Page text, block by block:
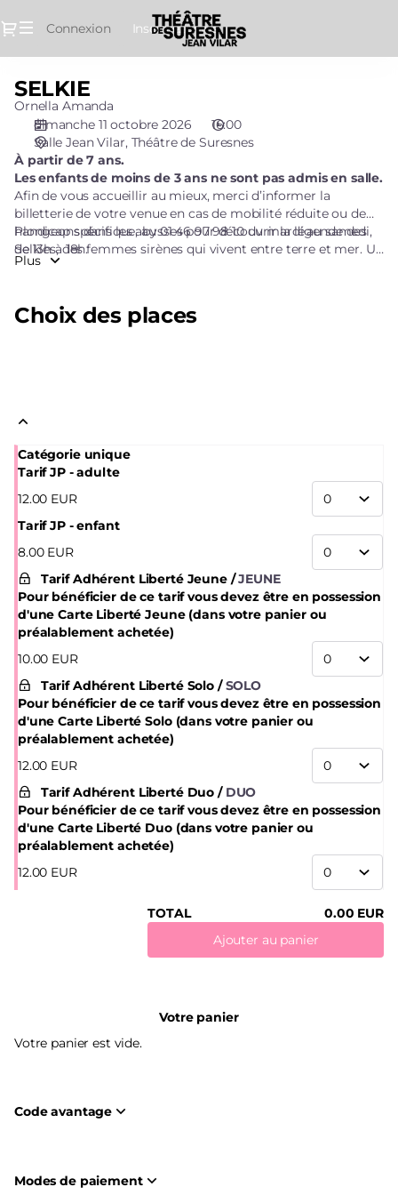
Dialogue
Connexion Inscrivez-vous
des
Suresnes
11.10.2026
16:00
SELKIE]
Théâtre
Suresnes
Jean
SELKIE
SELKIE
Ornella Amanda
dimanche 11 octobre 2026
16:00
Salle Jean Vilar Théâtre de Suresnes
À partir de 7 ans.
Les enfants de moins de 3 ans ne sont pas admis en salle.
Afin de vous accueillir au mieux, merci d’informer la
billetterie de votre venue en cas de mobilité réduite ou de
handicap spécifique, au 01 46 97 98 10 du mardi au samedi,
de 13h à 18h.
Plongeons dans les abysses pour découvrir la légende des
Selkies, des femmes sirènes qui vivent entre terre et mer. Un
vaisseau erre sur les eaux et conduit son capitaine et ses
sirènes du Grand Nord. Grâce aux marionnettes, à des jeux
d’ombres et à la musique live, se déploie l’imaginaire des
Plus
Choix des places
Catégorie unique
Tarif JP - adulte
12.00 EUR
Tarif JP - enfant
8.00 EUR
Tarif Adhérent Liberté Jeune
JEUNE
Pour bénéficier de ce tarif vous devez être en possession
d'une Carte Liberté Jeune (dans votre panier ou
préalablement achetée)
10.00 EUR
Tarif Adhérent Liberté Solo
SOLO
Pour bénéficier de ce tarif vous devez être en possession
d'une Carte Liberté Solo (dans votre panier ou
préalablement achetée)
12.00 EUR
Tarif Adhérent Liberté Duo
DUO
Pour bénéficier de ce tarif vous devez être en possession
d'une Carte Liberté Duo (dans votre panier ou
préalablement achetée)
12.00 EUR
TOTAL 0.00 EUR
Ajouter au panier
Votre panier
Votre panier est vide.
Code avantage
Modes de paiement